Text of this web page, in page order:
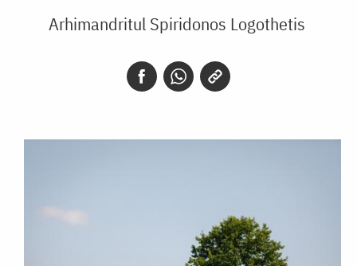
Arhimandritul Spiridonos Logothetis